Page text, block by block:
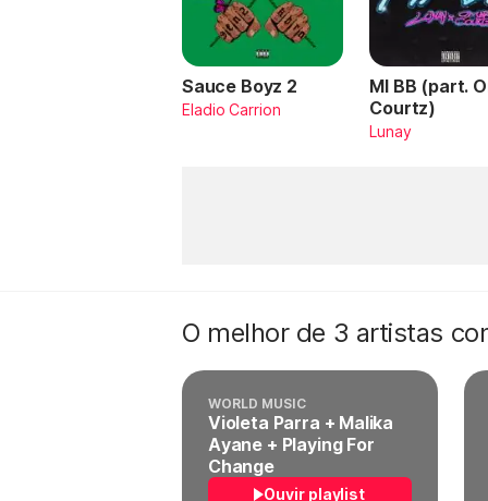
Sauce Boyz 2
Eladio Carrion
MI BB (part.
Courtz)
Lunay
O melhor de 3 artistas
WORLD MUSIC
Violeta Parra + Malika
Ayane + Playing For
Change
Ouvir playlist